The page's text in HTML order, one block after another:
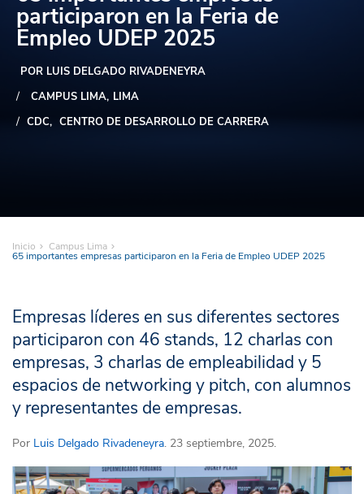
participaron en la Feria de
Empleo UDEP 2025
POR LUIS DELGADO RIVADENEYRA
CAMPUS LIMA LIMA
CDC
CENTRO DE DESARROLLO DE CARRERA
Inicio Campus Lima
65 importantes empresas participaron en la Feria de Empleo UDEP 2025
Empresas líderes en sus diferentes sectores
participaron con 46 stands, 12 charlas con
empresas, 3 charlas de empleabilidad y 5
espacios de networking y pitch, con alumnos
y representantes de empresas.
Por Luis Delgado Rivadeneyra. 23 septiembre, 2025.